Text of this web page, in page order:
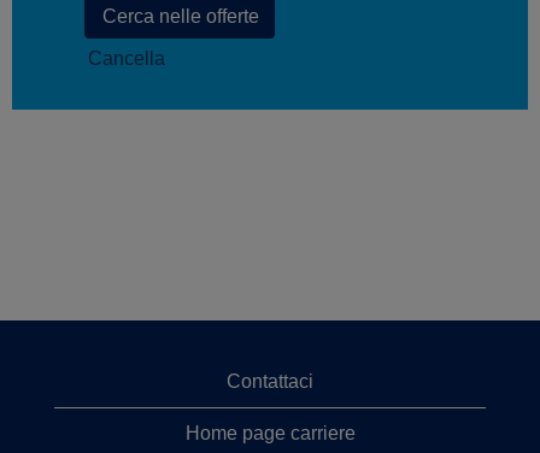
Cancella
Contattaci
Home page carriere